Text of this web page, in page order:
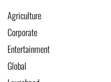
Agriculture
Corporate
Entertainment
Global